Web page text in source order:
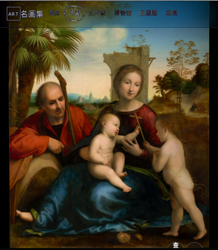
ART 名画集 首页 作品 艺术家 博物馆 主题展 发现
5
个
看
点
1
2
3
4
5
查